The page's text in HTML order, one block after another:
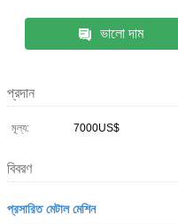
ভালো দাম
প্রদান
মূল্য: 7000US$
বিবরণ
প্রসারিত মেটাল মেশিন